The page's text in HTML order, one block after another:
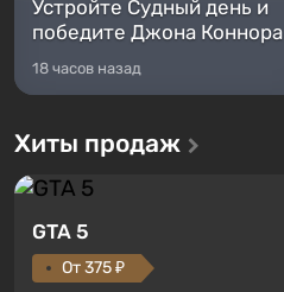
Устройте Судный день и
победите Джона Коннора
18 часов назад
Хиты продаж
GTA 5
От 375 ₽